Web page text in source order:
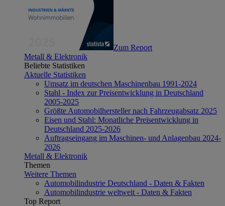
Zum Report
Metall & Elektronik
Beliebte Statistiken
Aktuelle Statistiken
Umsatz im deutschen Maschinenbau 1991-2024
Stahl - Index zur Preisentwicklung in Deutschland
2005-2025
Größte Automobilhersteller nach Fahrzeugabsatz 2025
Eisen und Stahl: Monatliche Preisentwicklung in
Deutschland 2025-2026
Auftragseingang im Maschinen- und Anlagenbau 2024-
2026
Metall & Elektronik
Themen
Weitere Themen
Automobilindustrie Deutschland - Daten & Fakten
Automobilindustrie weltweit - Daten & Fakten
Top Report